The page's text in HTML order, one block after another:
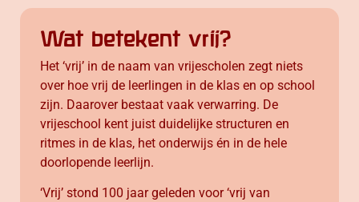
Wat betekent vrij?
Het ‘vrij’ in de naam van vrijescholen zegt niets
over hoe vrij de leerlingen in de klas en op school
zijn. Daarover bestaat vaak verwarring. De
vrijeschool kent juist duidelijke structuren en
ritmes in de klas, het onderwijs én in de hele
doorlopende leerlijn.
‘Vrij’ stond 100 jaar geleden voor ‘vrij van